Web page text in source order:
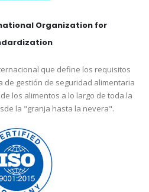
Organization for
que define los requisitos
de gestión de seguridad alimentaria
los alimentos a lo largo de toda la
la "granja hasta la nevera".